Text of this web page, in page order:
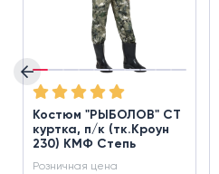
Костюм "РЫБОЛОВ" СТ
куртка, п/к (тк.Кроун
230) КМФ Степь
Розничная цена